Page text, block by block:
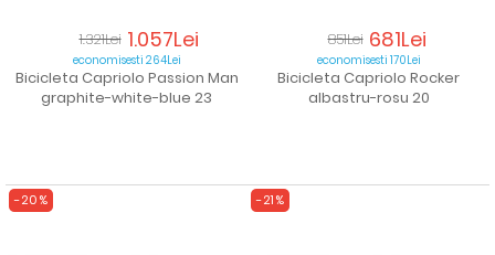
1.321Lei 1.057Lei
economisesti 264Lei
Bicicleta Capriolo Passion Man
graphite-white-blue 23
851Lei 681Lei
economisesti 170Lei
Bicicleta Capriolo Rocker
albastru-rosu 20
-20% -21%